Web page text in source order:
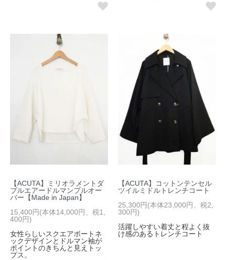
【ACUTA】ミリオラメントダ
ブルエアードルマンプルオー
バー【Made in Japan】
15,400円(本体14,000円、税1,
400円)
女性らしいスクエアボートネ
ックデザインとドルマン袖が
ポイントのきちんと見えトッ
プス。
【ACUTA】コットンテンセル
ツイルミドルトレンチコート
25,300円(本体23,000円、税2,
300円)
活躍しやすい着丈と程よく抜
け感のあるトレンチコート